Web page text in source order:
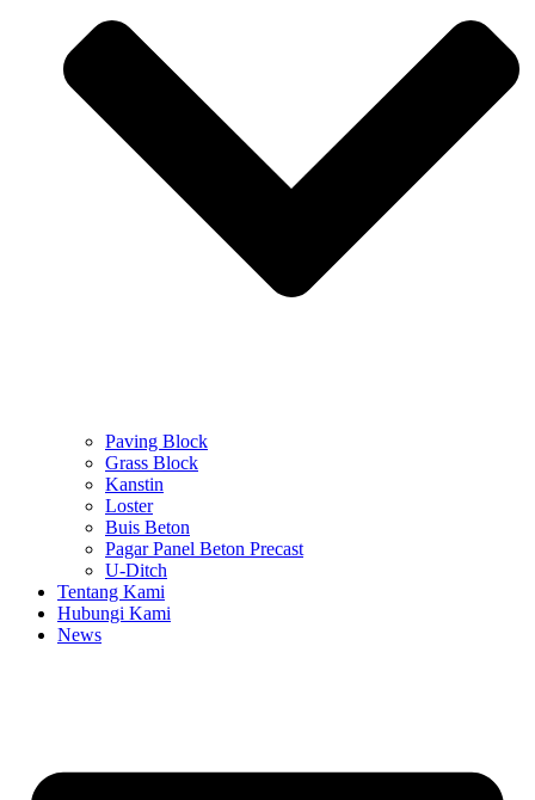
Paving Block
Grass Block
Kanstin
Loster
Buis Beton
Pagar Panel Beton Precast
U-Ditch
Tentang Kami
Hubungi Kami
News